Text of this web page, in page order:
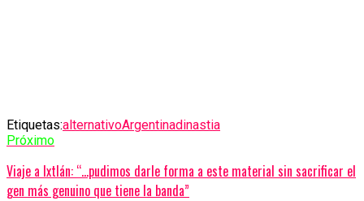
Etiquetas:alternativoArgentinadinastia
Próximo
Viaje a Ixtlán: “…pudimos darle forma a este material sin sacrificar el
gen más genuino que tiene la banda”